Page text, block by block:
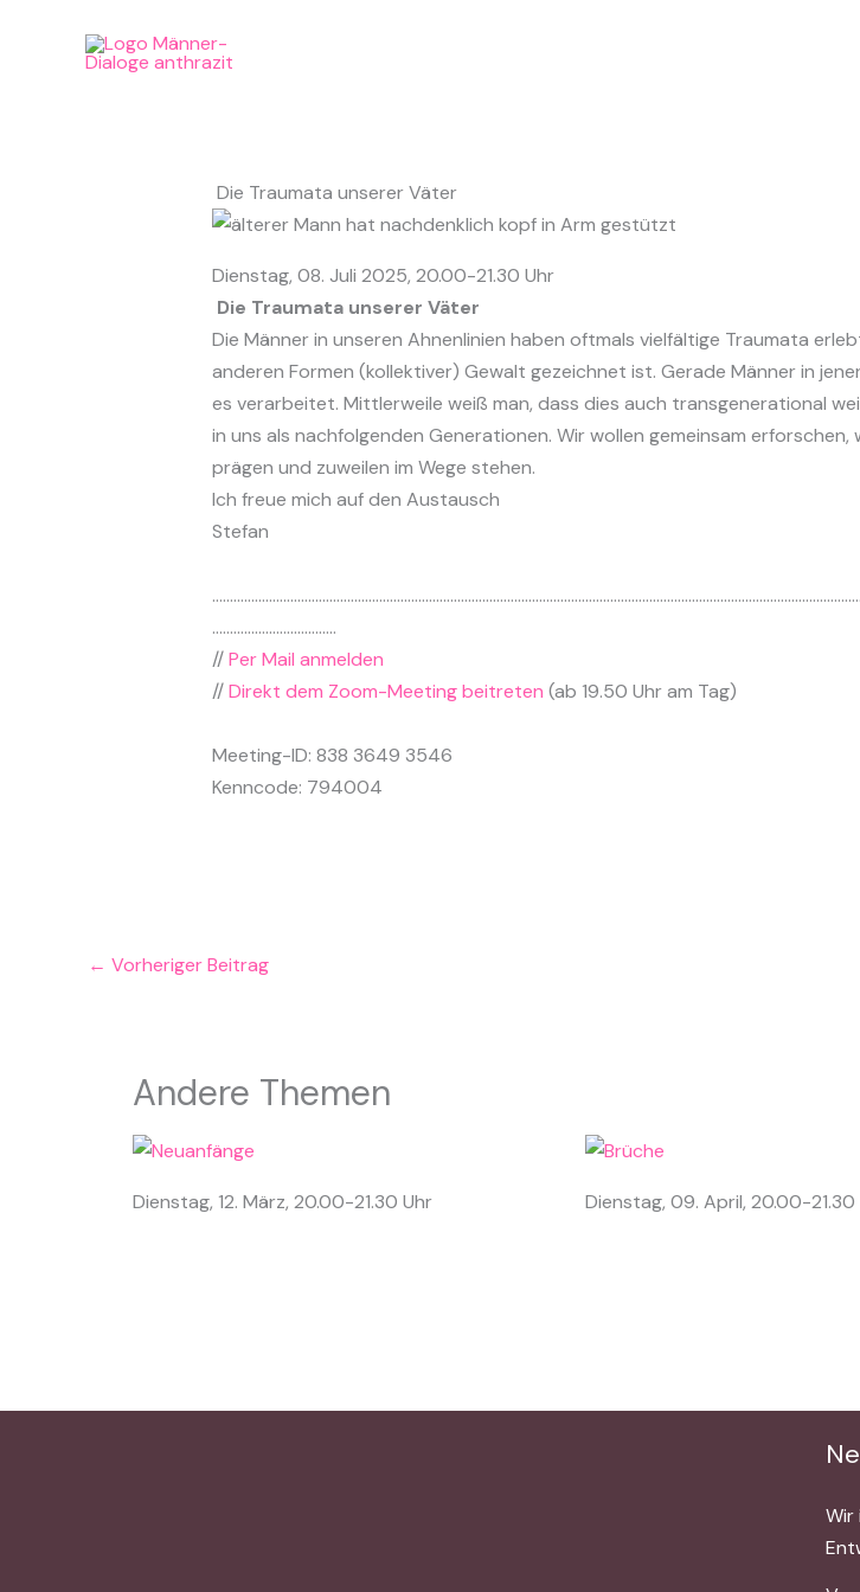
Die Traumata unserer Väter
Dienstag, 08. Juli 2025, 20.00-21.30 Uhr
Die Traumata unserer Väter
Die Männer in unseren Ahnenlinien haben oftmals vielfältige Traumata
anderen Formen (kollektiver) Gewalt gezeichnet ist. Gerade Männer in
es verarbeitet. Mittlerweile weiß man, dass dies auch transgenerational
in uns als nachfolgenden Generationen. Wir wollen gemeinsam
prägen und zuweilen im Wege stehen.
Ich freue mich auf den Austausch
Stefan
……………………………..
//Per Mail anmelden
//Direkt dem Zoom-Meeting beitreten (ab 19.50 Uhr am Tag)
Meeting-ID: 838 3649 3546
Kenncode: 794004
← Vorheriger Beitrag
Andere Themen
Dienstag, 12. März, 20.00-21.30 Uhr Dienstag, 09. April, 20.00-21.30
Wir